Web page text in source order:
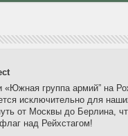
«Южная группа армий” на
исключительно для
от Москвы до Берлина,
над Рейхстагом!